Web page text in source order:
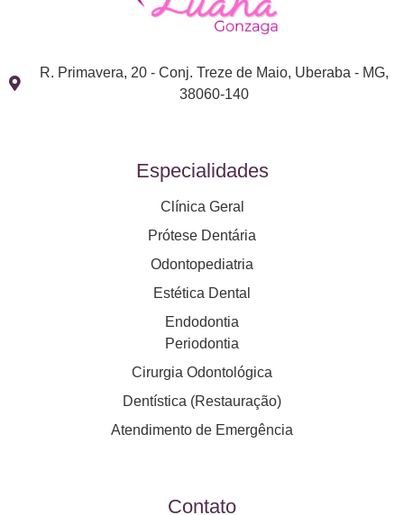
R. Primavera, 20 - Conj. Treze de Maio, Uberaba - MG,
38060-140
Especialidades
Clínica Geral
Prótese Dentária
Odontopediatria
Estética Dental
Endodontia
Periodontia
Cirurgia Odontológica
Dentística (Restauração)
Atendimento de Emergência
Contato